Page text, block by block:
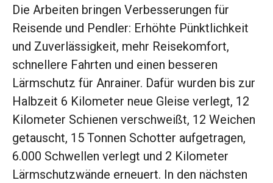
Die Arbeiten bringen Verbesserungen für
Reisende und Pendler: Erhöhte Pünktlichkeit
und Zuverlässigkeit, mehr Reisekomfort,
schnellere Fahrten und einen besseren
Lärmschutz für Anrainer. Dafür wurden bis zur
Halbzeit 6 Kilometer neue Gleise verlegt, 12
Kilometer Schienen verschweißt, 12 Weichen
getauscht, 15 Tonnen Schotter aufgetragen,
6.000 Schwellen verlegt und 2 Kilometer
Lärmschutzwände erneuert. In den nächsten